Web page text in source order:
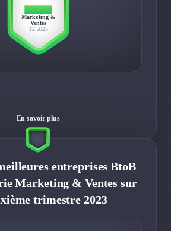
TOP 10
Marketing &
Ventes
T2 2025
En savoir plus
entreprises BtoB
Marketing & Ventes sur
trimestre 2023